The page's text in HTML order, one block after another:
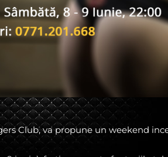
Club, va propune un weekend